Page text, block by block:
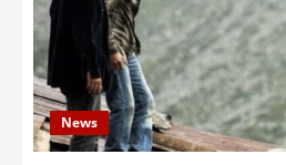
News